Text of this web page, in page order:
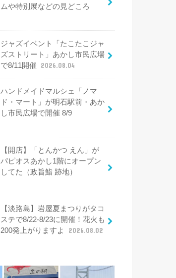
ムや特別展などの見どころ
ジャズイベント「たこたこジャ
ズストリート」あかし市民広場
で8/11開催
2026.08.04
ハンドメイドマルシェ「ノマ
ド・マート」が明石駅前・あか
し市民広場で開催 8/9
【開店】「とんかつ えん」が
パピオスあかし1階にオープン
してた（政旨鮨 跡地）
【淡路島】岩屋夏まつりがタコ
ステで8/22-8/23に開催！花火も
200発上がりますよ
2026.08.02